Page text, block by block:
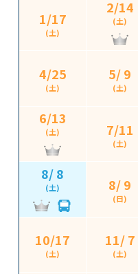
1/17
(土)
2/14
(土)
4/25
(土)
5/ 9
(土)
6/13
(土) 7/11
(土)
8/ 8
(土) 8/ 9
(日)
10/17
(土)
11/ 7
(土)